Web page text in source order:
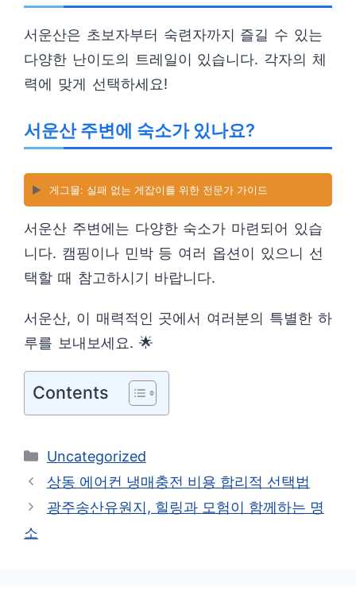
서운산은 초보자부터 숙련자까지 즐길 수 있는
다양한 난이도의 트레일이 있습니다. 각자의 체
력에 맞게 선택하세요!
서운산 주변에 숙소가 있나요?
▶️ 게그물: 실패 없는 게잡이를 위한 전문가 가이드
서운산 주변에는 다양한 숙소가 마련되어 있습
니다. 캠핑이나 민박 등 여러 옵션이 있으니 선
택할 때 참고하시기 바랍니다.
서운산, 이 매력적인 곳에서 여러분의 특별한 하
루를 보내보세요. 🌟
Contents
카
테
리
Uncategorized
상동 에어컨 냉매충전 비용 합리적 선택법
광주송산유원지, 힐링과 모험이 함께하는 명
소